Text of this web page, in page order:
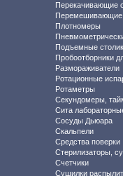
Перекачивающие
Перемешивающие
Плотномеры
Подъемные
Пробоотборники
Размораживатели
Ротационные
Ротаметры
Секундомеры,
Сита
Сосуды Дьюара
Скальпели
Средства поверки
Стерилизаторы,
Счетчики
Сушилки